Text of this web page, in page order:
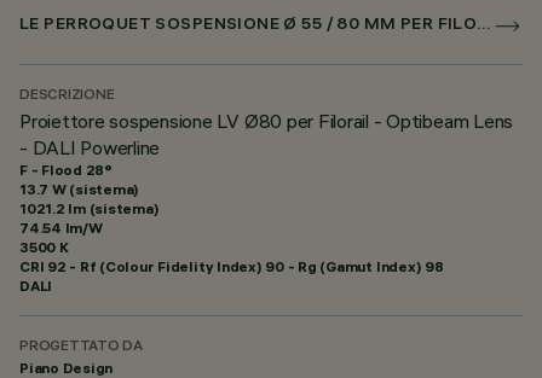
LE PERROQUET SOSPENSIONE Ø 55 / 80 MM PER FILORAIL DALI POWERLINE
DESCRIZIONE
Proiettore sospensione LV Ø80 per Filorail - Optibeam Lens
- DALI Powerline
F - Flood 28°
13.7 W (sistema)
1021.2 lm (sistema)
74.54 lm/W
3500 K
CRI 92 - Rf (Colour Fidelity Index) 90 - Rg (Gamut Index) 98
DALI
PROGETTATO DA
Piano Design